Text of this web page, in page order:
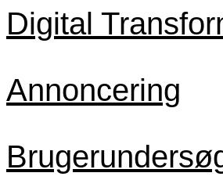
Digital
Annoncering